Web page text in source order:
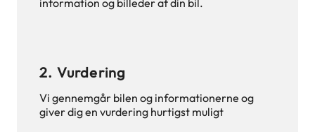
information og billeder af din bil.
2. Vurdering
Vi gennemgår bilen og informationerne og
giver dig en vurdering hurtigst muligt